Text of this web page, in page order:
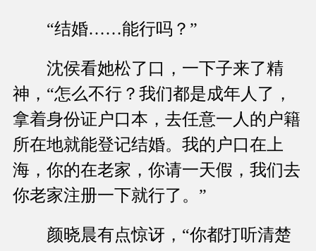
“结婚……能行吗？”
沈侯看她松了口，一下子来了精
神，“怎么不行？我们都是成年人了，
拿着身份证户口本，去任意一人的户籍
所在地就能登记结婚。我的户口在上
海，你的在老家，你请一天假，我们去
你老家注册一下就行了。”
颜晓晨有点惊讶，“你都打听清楚